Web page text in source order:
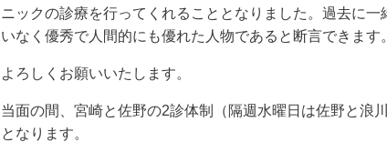
ニックの診療を行ってくれることとなりました。過去に
いなく優秀で人間的にも優れた人物であると断言できます
よろしくお願いいたします。
当面の間、宮崎と佐野の2診体制（隔週水曜日は佐野と浪
となります。